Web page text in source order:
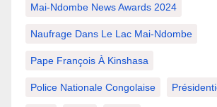
Mai-Ndombe News Awards 2024
Naufrage Dans Le Lac Mai-Ndombe
Pape François À Kinshasa
Police Nationale Congolaise